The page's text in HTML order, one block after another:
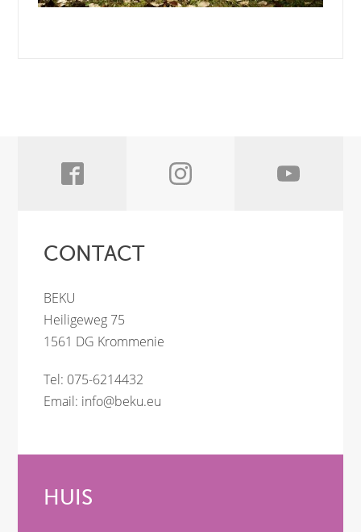
CONTACT
BEKU
Heiligeweg 75
1561 DG Krommenie
Tel: 075-6214432
Email: info@beku.eu
HUIS